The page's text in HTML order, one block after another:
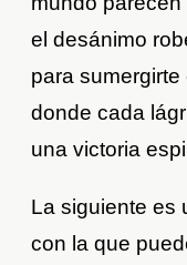
el desánimo
para
donde cada
una victoria
La siguiente es
con la que